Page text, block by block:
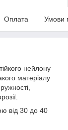
Оплата Умови
нейлону
матеріалу
від 30 до 40